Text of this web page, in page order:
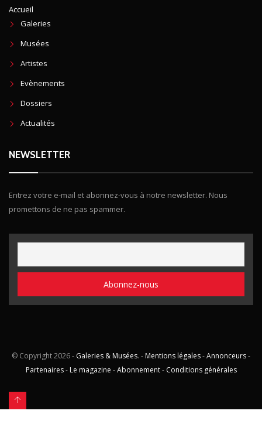
Accueil
Galeries
Musées
Artistes
Evènements
Dossiers
Actualités
NEWSLETTER
Entrez votre e-mail et abonnez-vous à notre newsletter. Nous
promettons de ne pas spammer.
© Copyright2026 - Galeries & Musées. - Mentions légales-Annonceurs-
Partenaires- Le magazine -Abonnement- Conditions générales